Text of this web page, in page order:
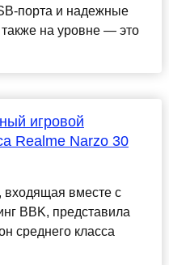
порта и надежные
на уровне — это
игровой
Realme Narzo 30
входящая вместе с
BBK, представила
среднего класса